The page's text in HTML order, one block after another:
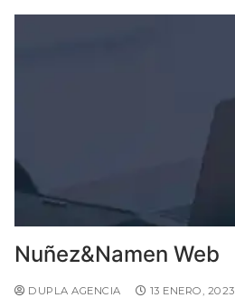
Nuñez&Namen Web
DUPLA AGENCIA 13 ENERO, 2023